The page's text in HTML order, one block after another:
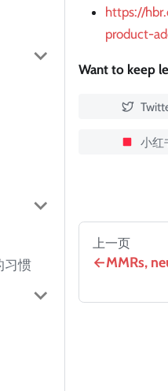
习惯
https://
product-
Want to keep
小红
上一页
MMRs,